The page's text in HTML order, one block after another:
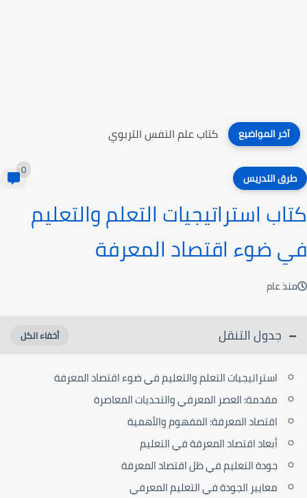
آخر المواضيع كتاب غير أفكارك وأحدث تغييرا دائما
طرق التدريس 0
كتاب استراتيجيات التعلم والتعليم
في ضوء اقتصاد المعرفة
منذ عام
جدول التنقل
استراتيجيات التعلم والتعليم في ضوء اقتصاد المعرفة
مقدمة: العصر المعرفي والتحديات المعاصرة
اقتصاد المعرفة: المفهوم والأهمية
أبعاد اقتصاد المعرفة في التعليم
جودة التعليم في ظل اقتصاد المعرفة
معايير الجودة في التعليم المعرفي